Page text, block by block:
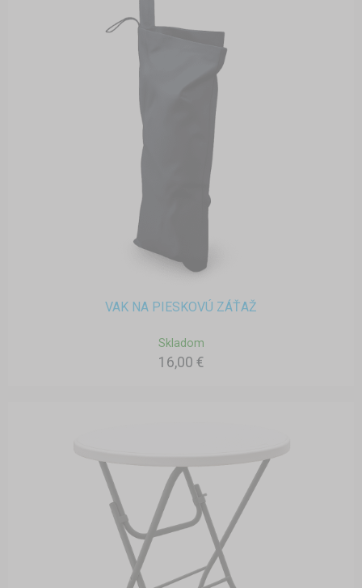
VAK NA PIESKOVÚ ZÁŤAŽ
Skladom
16,00 €